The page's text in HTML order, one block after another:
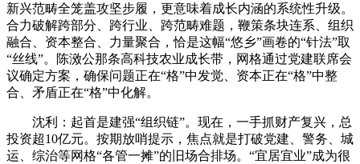
新兴范畴全笼盖攻坚步履，更意味着成长内涵的系统性升级。
合力破解跨部分、跨行业、跨范畴难题，鞭策条块连系、组织
融合、资本整合、力量聚合，恰是这幅“悠乡”画卷的“针法”取
“丝线”。陈滧公那条高科技农业成长带，网格通过党建联席会
议确定方案，确保问题正在“格”中发觉、资本正在“格”中整
合、矛盾正在“格”中化解。
沈利：起首是建强“组织链”。现在，一手抓财产复兴，总
投资超10亿元。按期放哨提示，焦点就是打破党建、警务、城
运、综治等网格“各管一摊”的旧场合排场。“宜居宜业”成为很